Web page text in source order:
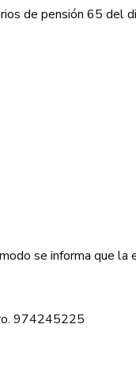
de pensión 65 del
se informa que
974245225